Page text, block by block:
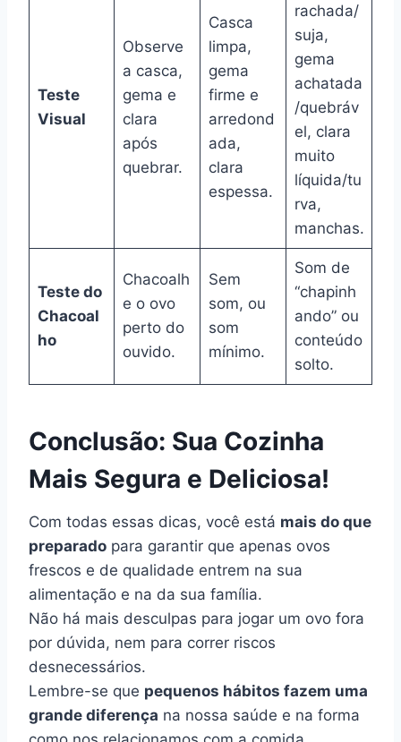
Teste
Visual
Observe
a casca,
gema e
clara
após
quebrar.
Casca
limpa,
gema
firme e
arredond
ada,
clara
espessa.
rachada/
suja,
gema
achatada
/quebráv
el, clara
muito
líquida/tu
rva,
manchas.
Teste do
Chacoal
ho
Chacoalh
e o ovo
perto do
ouvido.
Sem
som, ou
som
mínimo.
Som de
“chapinh
ando” ou
conteúdo
solto.
Conclusão: Sua Cozinha
Mais Segura e Deliciosa!
Com todas essas dicas, você está mais do que
preparado para garantir que apenas ovos
frescos e de qualidade entrem na sua
alimentação e na da sua família.
Não há mais desculpas para jogar um ovo fora
por dúvida, nem para correr riscos
desnecessários.
Lembre-se que pequenos hábitos fazem uma
grande diferença na nossa saúde e na forma